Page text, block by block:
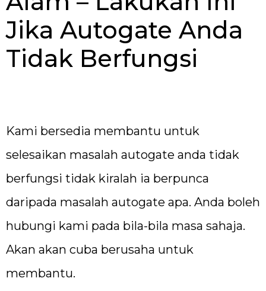
Jika Autogate Anda
Tidak Berfungsi
Kami bersedia membantu untuk
selesaikan masalah autogate anda tidak
berfungsi tidak kiralah ia berpunca
daripada masalah autogate apa. Anda boleh
hubungi kami pada bila-bila masa sahaja.
Akan akan cuba berusaha untuk
membantu.